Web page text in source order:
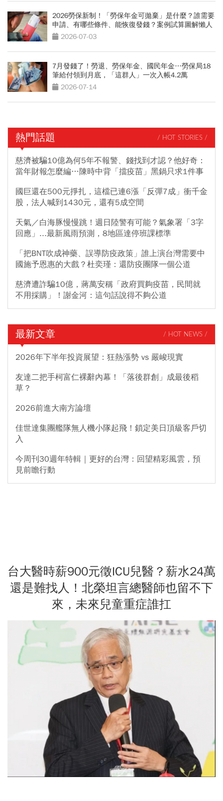
2026勞保新制！「勞保年金可拋棄」是什麼？誰需要
申請、有哪些條件、能恢復發錢？案例試算圖解懶人
包 2026-07-03
7月發錢了！勞退、勞保年金、國民年金…勞保局18
筆給付領到月底，「這群人」一次入帳4.2萬
2026-07-14
熱門話題 / HOT STORIES /
慈濟被騙10億為何5年不報警、錢找到才認？他好奇：
當年財報怎麼編…陳時中背「擋疫苗」黑鍋只求1件事
國巨還在500元掙扎，這檔已連6漲「反彈7成」衝千金
股，法人喊到1430元，還有5成空間
天氣／白海豚慢慢跳！週日陸警有可能？氣象署「3字
回應」...最新風雨預測，8地區達停班課標準
「把BNT吹成神藥、誤導防疫政策」誰上演台灣需要中
國施予恩惠的大戲？杜奕瑾：還防疫團隊一個公道
慈濟遭詐騙10億，蔣萬安稱「政府買夠疫苗，民間就
不用採購」！謝金河：這句話說得不夠公道
最新文章 / HOT NEWS /
2026年下半年投資展望：狂熱漲勢 vs 嚴峻現實
友達二把手柯富仁裸辭內幕！「落後群創」成最後稻
草？
2026前進大南方論壇
佳世達集團艦隊無人機小隊起飛！鎖定美日頂級客戶切
入
今周刊30週年特輯｜更好的台灣：回望精彩風雲，預
見前瞻行動
台大醫時薪900元徵ICU兒醫？薪水24萬
還是難找人！北榮坦言總醫師也留不下
來，未來兒童重症誰扛